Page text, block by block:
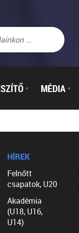
▼ MÉDIA ▼
HÍREK
Felnőtt
csapatok, U20
Akadémia
(U18, U16,
U14)